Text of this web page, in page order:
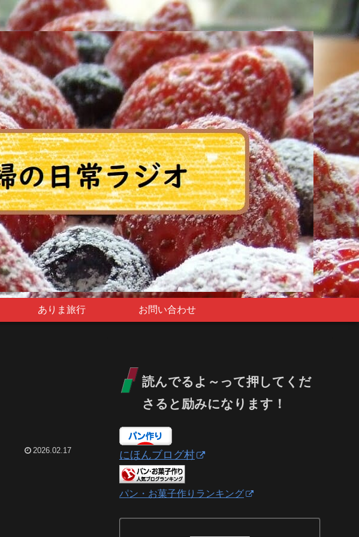
ありま旅行 お問い合わせ
2026.02.17
読んでるよ～って押してくだ
さると励みになります！
にほんブログ村
パン・お菓子作りランキング